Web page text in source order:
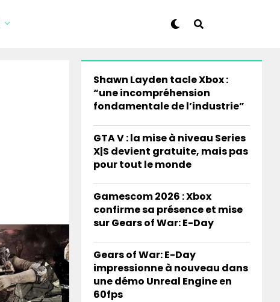
Shawn Layden tacle Xbox :
“une incompréhension
fondamentale de l’industrie”
GTA V : la mise à niveau Series
X|S devient gratuite, mais pas
pour tout le monde
Gamescom 2026 : Xbox
confirme sa présence et mise
sur Gears of War: E-Day
Gears of War: E-Day
impressionne à nouveau dans
une démo Unreal Engine en
60fps